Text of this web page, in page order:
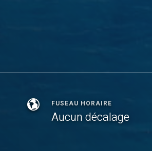
FUSEAU HORAIRE
Aucun décalage